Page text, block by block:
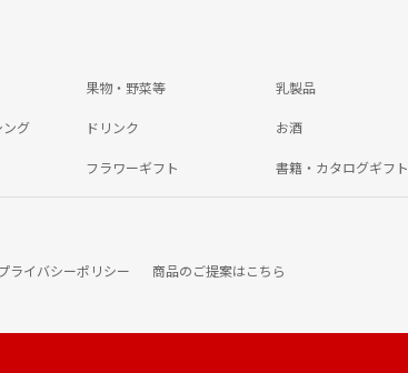
果物・野菜等 乳製品
グ ドリンク お酒
フラワーギフト 書籍・カタログギフト
ライバシーポリシー 商品のご提案はこちら